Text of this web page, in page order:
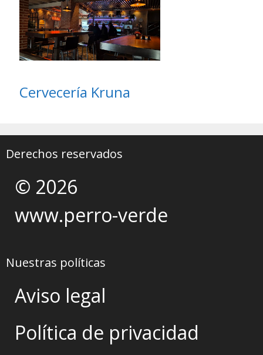
Cervecería Kruna
Derechos reservados
© 2026
www.perro-verde
Nuestras políticas
Aviso legal
Política de privacidad